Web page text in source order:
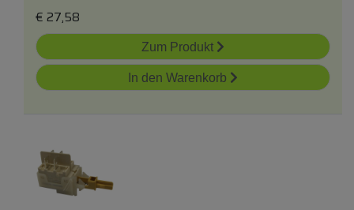
€ 27,58
Zum Produkt
In den Warenkorb